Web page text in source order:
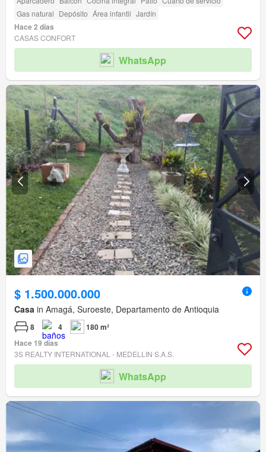
Gas natural Depósito Área infantil Jardín
Hace 2 días
CASAS CONFORT
WhatsApp
$ 1.500.000.000
Casa in Amagá, Suroeste, Departamento de Antioquia
8 4
180 m²
Hace 19 días
3S REALTY INTERNATIONAL - MEDELLIN S.A.S.
WhatsApp